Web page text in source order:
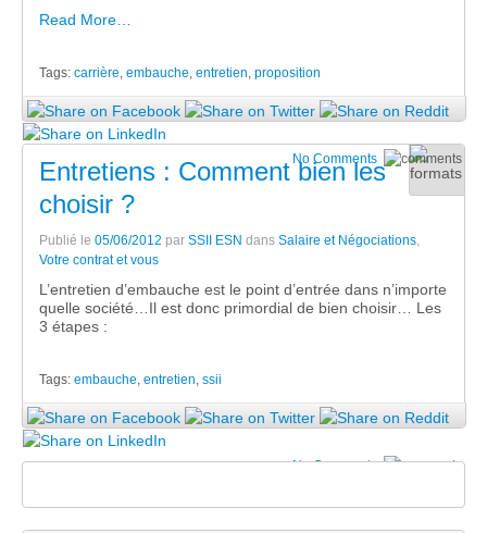
Read More…
Tags: carrière, embauche, entretien, proposition
No Comments
Entretiens : Comment bien les
choisir ?
Publié le 05/06/2012 par SSII ESN dans Salaire et Négociations,
Votre contrat et vous
L’entretien d’embauche est le point d’entrée dans n’importe
quelle société…Il est donc primordial de bien choisir… Les
3 étapes :
Tags: embauche, entretien, ssii
No Comments